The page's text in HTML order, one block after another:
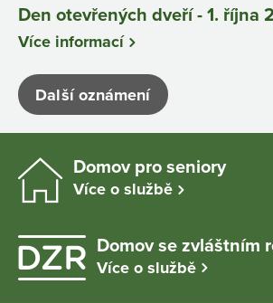
Den otevřených dveří - 1. října
Více informací
Další oznámení
Domov pro seniory
Více o službě
Domov se zvláštním
Více o službě